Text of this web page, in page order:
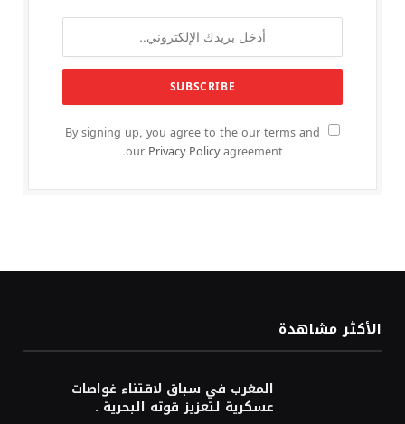
By signing up, you agree to the our terms and
our Privacy Policyagreement.
الأكثر مشاهدة
المغرب في سباق لاقتناء غواصات
عسكرية لتعزيز قوته البحرية .